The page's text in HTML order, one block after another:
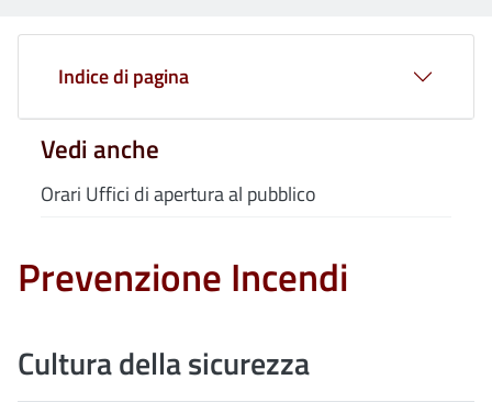
Prevenzione Incendi
Cultura della sicurezza
Indice di pagina
Vedi anche
Orari Uffici di apertura al pubblico